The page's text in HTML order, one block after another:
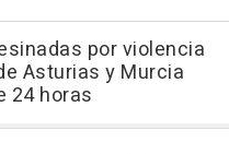
por violencia
Asturias y Murcia
24 horas